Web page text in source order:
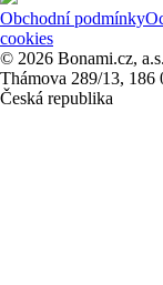
Obchodní podmínky
cookies
© 2026 Bonami.cz,
Thámova 289/13, 186
Česká republika